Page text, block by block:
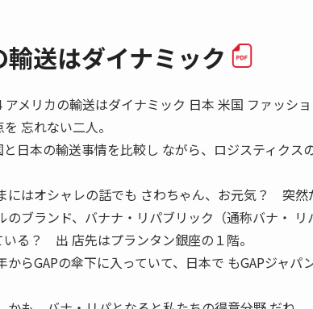
輸送はダイナミック
アメリカの輸送はダイナミック 日本 米国 ファッシ
忘れない二人。
日本の輸送事情を比較し ながら、ロジスティクス
にはオシャレの話でも さわちゃん、お元気？ 突
のブランド、バナナ・リパブリック（通称バナ・
る？ 出 店先はプランタン銀座の１階。
からGAPの傘下に入っていて、日本で もGAPジャパ